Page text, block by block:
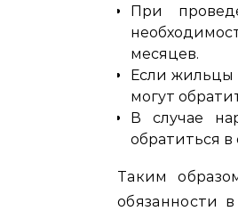
При
месяцев.
Если жильцы
могут
В случае
обратиться
Таким
обязанности